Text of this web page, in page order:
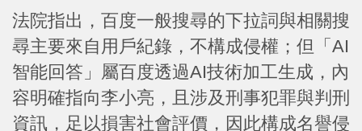
法院指出，百度一般搜尋的下拉詞與相關搜
尋主要來自用戶紀錄，不構成侵權；但「AI
智能回答」屬百度透過AI技術加工生成，內
容明確指向李小亮，且涉及刑事犯罪與判刑
資訊，足以損害社會評價，因此構成名譽侵